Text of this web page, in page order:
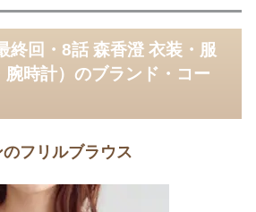
終回・8話 森香澄 衣装・服
腕時計）のブランド・コー
フリルブラウス